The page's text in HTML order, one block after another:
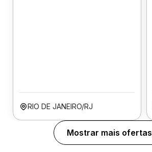
RIO DE JANEIRO/RJ
Mostrar mais ofertas